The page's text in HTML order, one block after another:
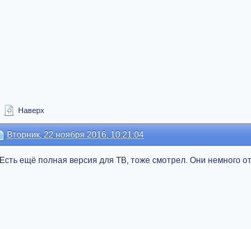
Наверх
Вторник, 22 ноября 2016, 10:21:04
Есть ещё полная версия для ТВ, тоже смотрел. Они немного